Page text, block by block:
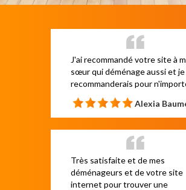
J'ai recommandé votre site à
sœur qui déménage aussi et je
recommanderais pour
Alexia
Très satisfaite et de mes
déménageurs et de votre site
internet pour trouver une